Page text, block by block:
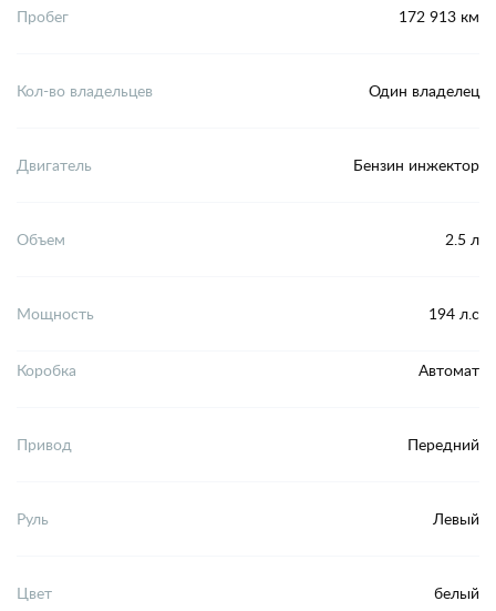
Пробег 172 913 км
Кол-во владельцев Один владелец
Двигатель Бензин инжектор
Объем 2.5 л
Мощность 194 л.с
Коробка Автомат
Привод Передний
Руль Левый
Цвет белый